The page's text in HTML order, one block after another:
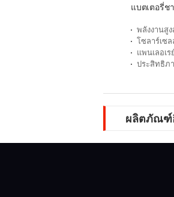
แบตเตอรี่ช
พลังงานสู
โซลาร์เซล
แพนเลอเ
ประสิทธิภ
ผลิตภัณฑ์